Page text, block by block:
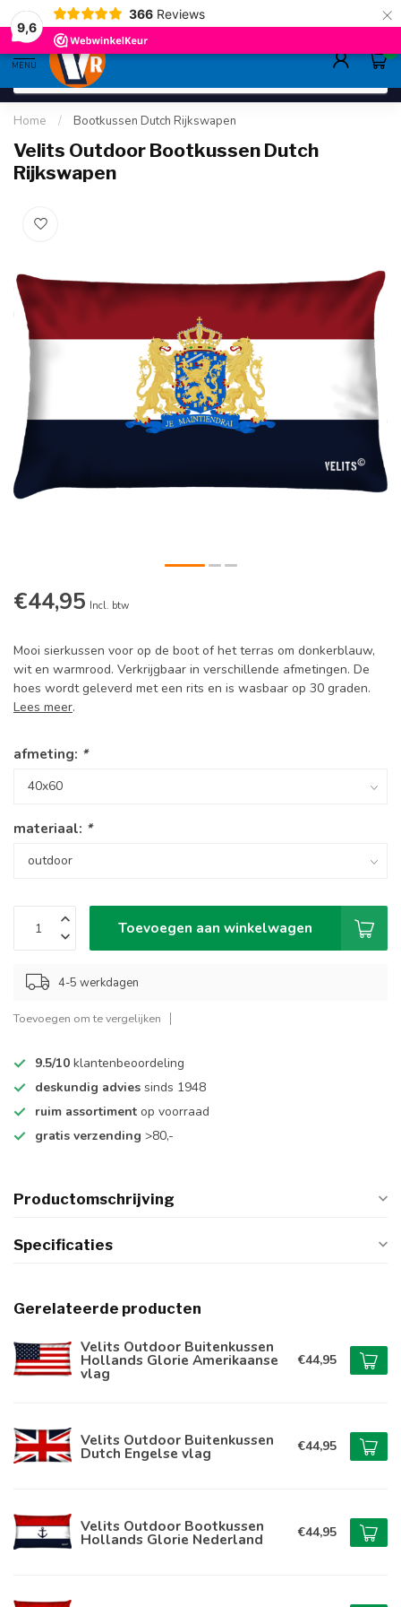
9,6
366 Reviews ×
gratis verzending>80,-
MENU
0
Home / Bootkussen Dutch Rijkswapen
Velits Outdoor Bootkussen Dutch
Rijkswapen
€44,95 Incl. btw
Mooi sierkussen voor op de boot of het terras om donkerblauw,
wit en warmrood. Verkrijgbaar in verschillende afmetingen. De
hoes wordt geleverd met een rits en is wasbaar op 30 graden.
Lees meer.
afmeting: *
materiaal: *
Toevoegen aan winkelwagen
4-5 werkdagen
Toevoegen om te vergelijken
9.5/10 klantenbeoordeling
deskundig advies sinds 1948
ruim assortiment op voorraad
gratis verzending >80,-
Productomschrijving
Specificaties
Gerelateerde producten
Velits Outdoor Buitenkussen
Hollands Glorie Amerikaanse
vlag
€44,95
Velits Outdoor Buitenkussen
Dutch Engelse vlag €44,95
Velits Outdoor Bootkussen
Hollands Glorie Nederland €44,95